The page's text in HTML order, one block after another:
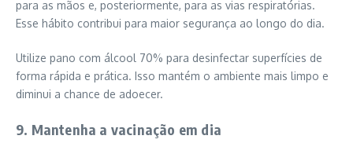
para as mãos e, posteriormente, para as vias respiratórias.
Esse hábito contribui para maior segurança ao longo do dia.
Utilize pano com álcool 70% para desinfectar superfícies de
forma rápida e prática. Isso mantém o ambiente mais limpo e
diminui a chance de adoecer.
9. Mantenha a vacinação em dia